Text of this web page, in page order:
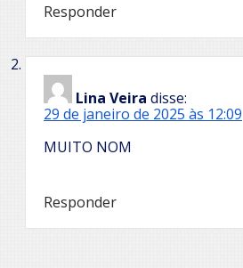
Responder
Lina Veira disse:
29 de janeiro de 2025 às 12:09
MUITO NOM
Responder